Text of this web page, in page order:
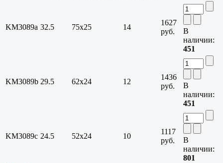
KM3089a 32.5 75х25 14
1627
руб.
В
наличии:
451
KM3089b 29.5 62х24 12
1436
руб.
В
наличии:
451
KM3089c 24.5 52х24 10
1117
руб.
В
наличии:
801